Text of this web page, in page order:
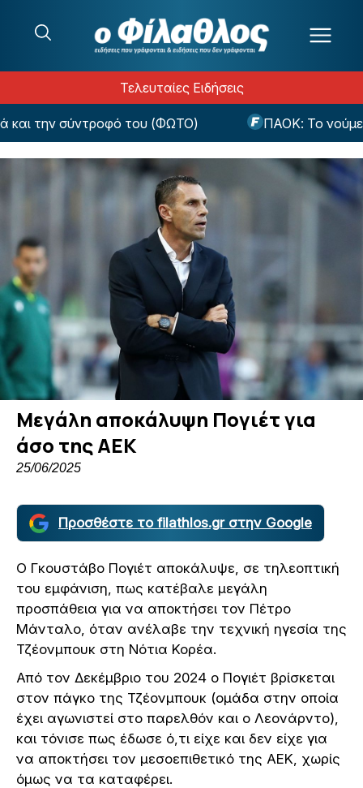
Τελευταίες Ειδήσεις
την σύντροφό του (ΦΩΤΟ) ΠΑΟΚ: Το νούμερο
Μεγάλη αποκάλυψη Πογιέτ για
άσο της ΑΕΚ
25/06/2025
Προσθέστε το filathlos.gr στην Google
Ο Γκουστάβο Πογιέτ αποκάλυψε, σε τηλεοπτική
του εμφάνιση, πως κατέβαλε μεγάλη
προσπάθεια για να αποκτήσει τον Πέτρο
Μάνταλο, όταν ανέλαβε την τεχνική ηγεσία της
Τζέονμπουκ στη Νότια Κορέα.
Από τον Δεκέμβριο του 2024 ο Πογιέτ βρίσκεται
στον πάγκο της Τζέονμπουκ (ομάδα στην οποία
έχει αγωνιστεί στο παρελθόν και ο Λεονάρντο),
και τόνισε πως έδωσε ό,τι είχε και δεν είχε για
να αποκτήσει τον μεσοεπιθετικό της ΑΕΚ, χωρίς
όμως να τα καταφέρει.